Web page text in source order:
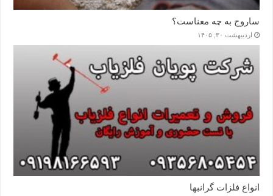
ساروج به چه معناست؟
اردیبهشت ۳۰, ۱۴۰۵
انواع فلزات گرانبها